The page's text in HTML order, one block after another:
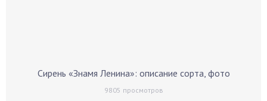
Сирень «Знамя Ленина»: описание сорта, фото
9805 просмотров